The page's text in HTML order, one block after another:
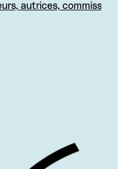
autrices,